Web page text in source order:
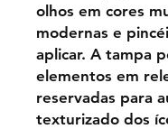
olhos em cores
modernas e
aplicar. A tampa
elementos em
reservadas para
texturizado dos